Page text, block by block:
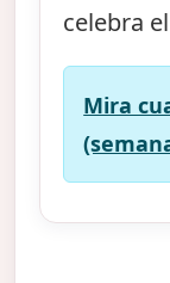
celebra el
Mira